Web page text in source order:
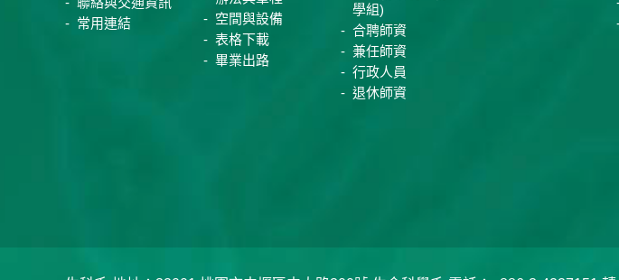
常用連結
空間與設備
表格下載
畢業出路
學組)
合聘師資
兼任師資
行政人員
退休師資